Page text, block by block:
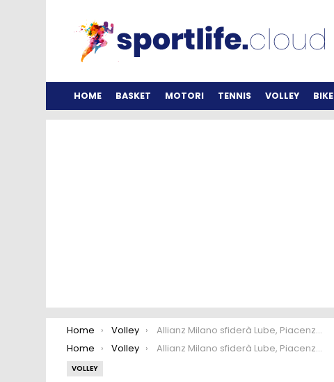
HOME BASKET MOTORI TENNIS VOLLEY BIKE
You are here:
Home Volley
Allianz Milano sfiderà Lube, Piacenza e Grotta alla Jesi Volley Cup
You are here:
Home Volley Allianz Milano sfiderà Lube, Piacenza e Grotta alla Jesi Volley Cup
VOLLEY